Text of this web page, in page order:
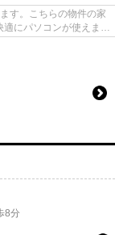
す。こちらの物件の家
にパソコンが使えま
8分